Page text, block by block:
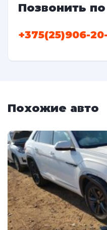
Позвонить
+375(25)906-
Похожие авто